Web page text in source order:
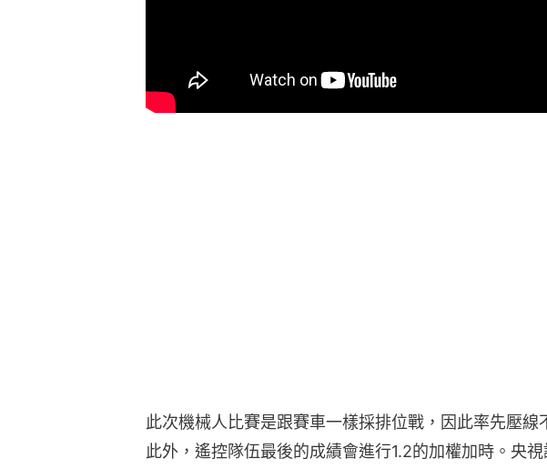
此次機械人比賽是跟賽車一樣採排位戰，因此率先壓線
此外，遙控隊伍最後的成績會進行1.2的加權加時。央